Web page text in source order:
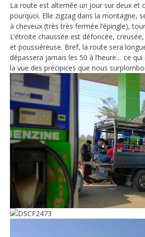
La route est alternée un jour sur deux et
pourquoi. Elle zigzag dans la montagne,
à cheveux (très très fermée l’épingle),
L’étroite chaussée est défoncée,
et poussiéreuse. Bref, la route sera
dépassera jamais les 50 à l’heure… ce qui
la vue des précipices que nous